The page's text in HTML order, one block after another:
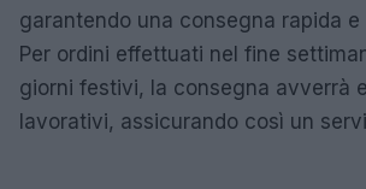
garantendo una consegna rapida e
Per ordini effettuati nel fine
giorni festivi, la consegna avverrà
lavorativi, assicurando così un